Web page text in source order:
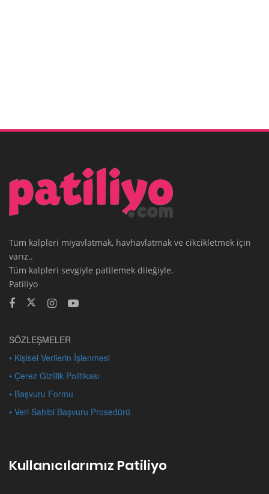
Tüm kalpleri miyavlatmak, havhavlatmak ve cikcikletmek için
varız..
Tüm kalpleri sevgiyle patilemek dileğiyle.
Patiliyo
SÖZLEŞMELER
• Kişisel Verilerin İşlenmesi
• Çerez Gizlilik Politikası
• Başvuru Formu
• Veri Sahibi Başvuru Prosedürü
Kullanıcılarımız Patiliyo